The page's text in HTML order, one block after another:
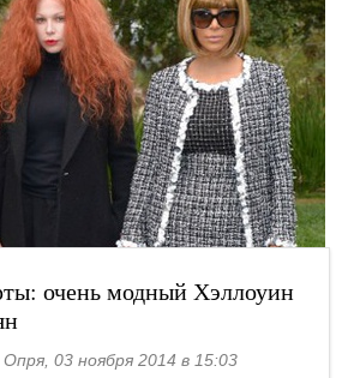
очень модный Хэллоуин
03 ноября 2014 в 15:03